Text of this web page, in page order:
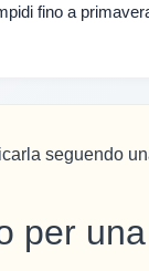
fino a
seguendo
per